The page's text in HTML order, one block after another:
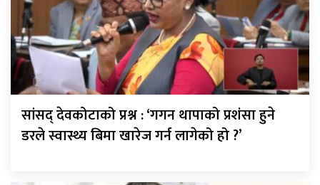
सांसद् देवकोटाको प्रश्न : ‘गगन थापाको प्रशंसा हुने
डरले स्वास्थ्य बिमा खारेज गर्न लागेको हो ?’